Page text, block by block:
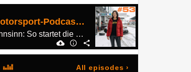
Einführungsrunde - Der Motorsport-Podcast Folge 53
Schnee, Stillstand und 24h-Wahnsinn: So startet die Saison am Nürburgring
All episodes ›